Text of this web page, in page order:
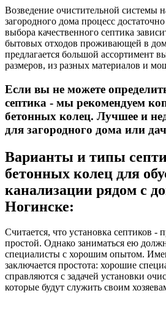
Возведение очистительной системы
загородного дома процесс
выбора качественного септика
бытовых отходов проживающей в
предлагается большой ассортимент
размеров, из разных материалов и
Если вы не можете
септика - мы рекомендуем
бетонных колец. Лучшее и
для загородного дома или
Варианты и типы
бетонных колец для
канализации рядом с
Ногинске:
Считается, что установка септиков -
простой. Однако заниматься ею
специалисты с хорошим опытом.
заключается простота: хорошие
справляются с задачей установки
которые будут служить своим